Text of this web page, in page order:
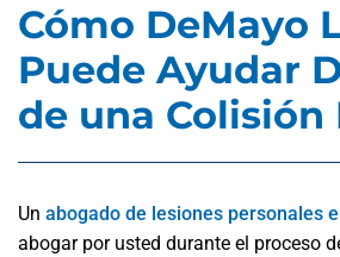
Cómo DeMayo
Puede Ayudar
de una Colisión
Un abogado de lesiones personales
abogar por usted durante el proceso